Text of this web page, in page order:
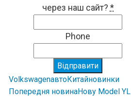
через наш сайт? *
Phone
Відправити
VolkswagenавтоКитайновинки
Попередня новинаНову Model YL